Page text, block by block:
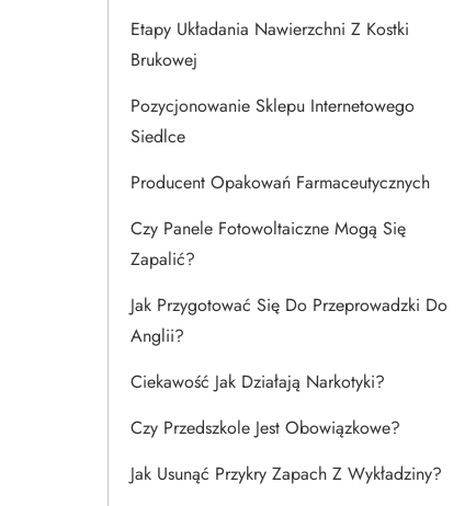
Etapy Układania Nawierzchni Z Kostki
Brukowej
Pozycjonowanie Sklepu Internetowego
Siedlce
Producent Opakowań Farmaceutycznych
Czy Panele Fotowoltaiczne Mogą Się
Zapalić?
Jak Przygotować Się Do Przeprowadzki Do
Anglii?
Ciekawość Jak Działają Narkotyki?
Czy Przedszkole Jest Obowiązkowe?
Jak Usunąć Przykry Zapach Z Wykładziny?